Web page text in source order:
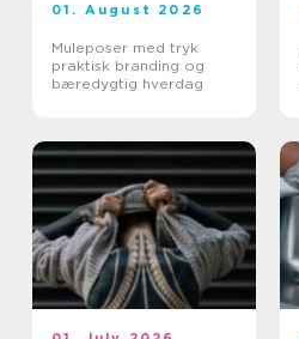
01. August 2026
Muleposer med tryk
praktisk branding og
bæredygtig hverdag